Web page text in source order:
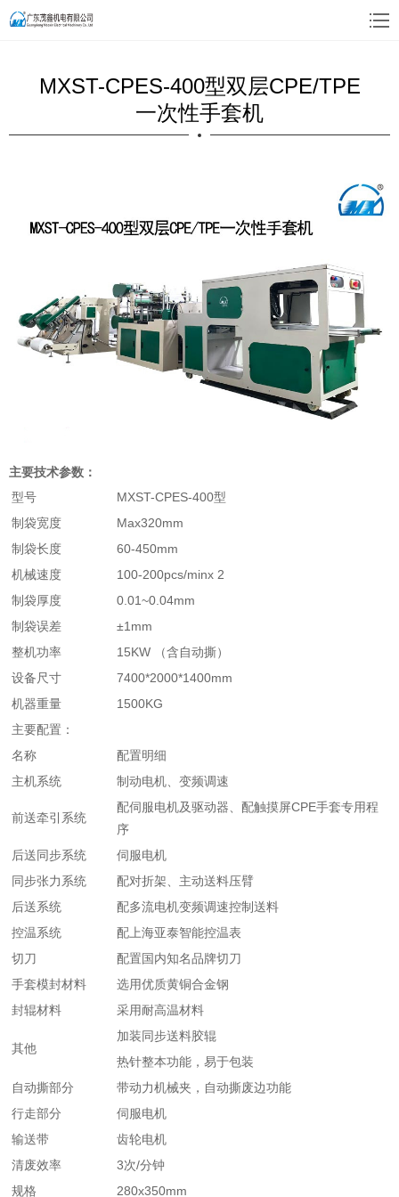
MXST-CPES-400型双层CPE/TPE
一次性手套机
主要技术参数：
型号
MXST-CPES-400型
制袋宽度
Max320mm
制袋长度
60-450mm
机械速度
100-200pcs/minx 2
制袋厚度
0.01~0.04mm
制袋误差
±1mm
整机功率
15KW （含自动撕）
设备尺寸
7400*2000*1400mm
机器重量
1500KG
主要配置：
名称
配置明细
主机系统
制动电机、变频调速
前送牵引系统
配伺服电机及驱动器、配触摸屏CPE手套专用程
序
后送同步系统
伺服电机
同步张力系统
配对折架、主动送料压臂
后送系统
配多流电机变频调速控制送料
控温系统
配上海亚泰智能控温表
切刀
配置国内知名品牌切刀
手套模封材料
选用优质黄铜合金钢
封辊材料
采用耐高温材料
其他
加装同步送料胶辊
热针整本功能，易于包装
自动撕部分
带动力机械夹，自动撕废边功能
行走部分
伺服电机
输送带
齿轮电机
清废效率
3次/分钟
规格
280x350mm